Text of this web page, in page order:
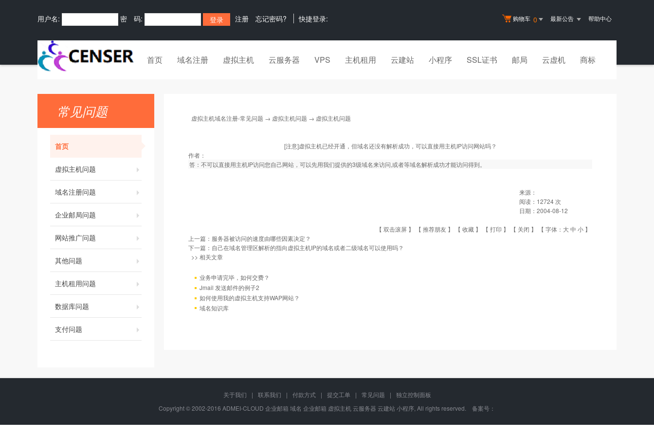
购物车 0 最新公告 帮助中心
用户名: 密 码: 注册 忘记密码? 快捷登录:
首页 域名注册 虚拟主机 云服务器 VPS 主机租用 云建站 小程序 SSL证书 邮局 云虚机 商标
常见问题
首页
虚拟主机问题
域名注册问题
企业邮局问题
网站推广问题
其他问题
主机租用问题
数据库问题
支付问题
虚拟主机域名注册-常见问题 → 虚拟主机问题 → 虚拟主机问题
[注意]虚拟主机已经开通，但域名还没有解析成功，可以直接用主机IP访问网站吗？
作者：
答：不可以直接用主机IP访问您自己网站，可以先用我们提供的3级域名来访问,或者等域名解析成功才能访问得到。
来源：
阅读： 12724 次
日期： 2004-08-12
【 双击滚屏 】 【 推荐朋友 】 【 收藏 】 【 打印 】 【 关闭 】 【 字体： 大中 小 】
上一篇： 服务器被访问的速度由哪些因素决定？
下一篇： 自己在域名管理区解析的指向虚拟主机IP的域名或者二级域名可以使用吗？
>> 相关文章
业务申请完毕，如何交费？
Jmail 发送邮件的例子2
如何使用我的虚拟主机支持WAP网站？
域名知识库
关于我们 | 联系我们 | 付款方式 | 提交工单 | 常见问题 |
独立控制面板
Copyright © 2002-2016 ADMEI-CLOUD 企业邮箱 域名 企业邮箱 虚拟主机 云服务器 云建站 小程序, All rights reserved. 备案号：